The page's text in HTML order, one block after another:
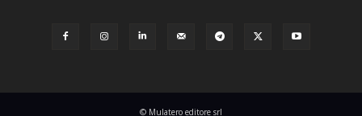
© Mulatero editore srl